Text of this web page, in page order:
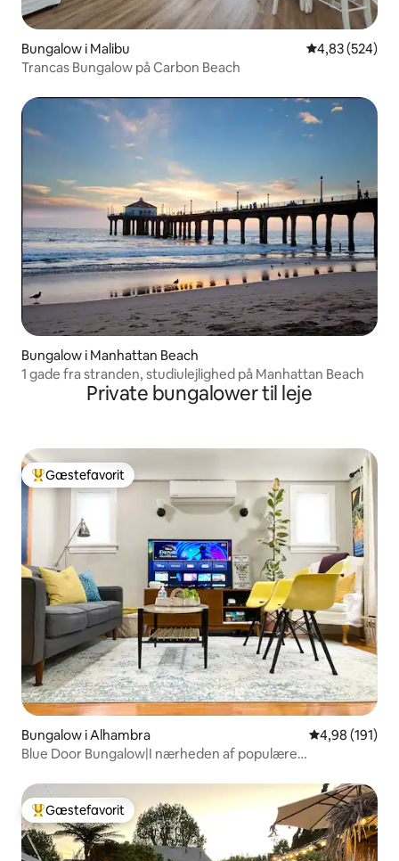
Bungalow i Malibu 4,83 ud af 5 i
4,83 (524)
Trancas Bungalow på Carbon Beach
Bungalow i Manhattan Beach
1 gade fra stranden, studiulejlighed på Manhattan Beach
Private bungalower til leje
Bedste gæstefavorit
Gæstefavorit
Bungalow i Alhambra 4,98 ud af 5 i
4,98 (191)
Blue Door Bungalow|I nærheden af populære
Bedste gæstefavorit
Gæstefavorit